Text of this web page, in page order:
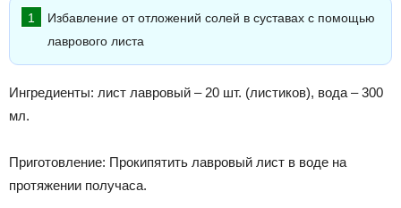
Избавление от отложений солей в суставах с помощью
лаврового листа
Ингредиенты: лист лавровый – 20 шт. (листиков), вода – 300
мл.
Приготовление: Прокипятить лавровый лист в воде на
протяжении получаса.